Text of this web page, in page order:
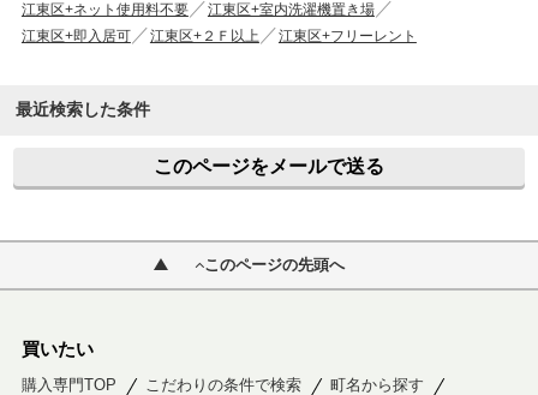
江東区+ネット使用料不要
江東区+室内洗濯機置き場
江東区+即入居可
江東区+２Ｆ以上 江東区+フリーレント
最近検索した条件
このページをメールで送る
このページの先頭へ
買いたい
購入専門TOP こだわりの条件で検索
町名から探す